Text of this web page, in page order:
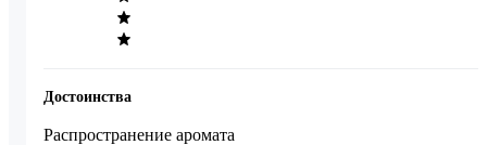
Достоинства
Распространение аромата